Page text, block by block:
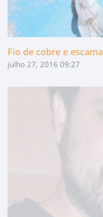
Fio de cobre e escama
julho 27, 2016 09:27